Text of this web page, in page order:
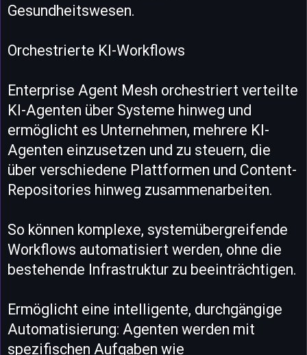
Gesundheitswesen.
Orchestrierte KI-Workflows
Enterprise Agent Mesh orchestriert verteilte
KI-Agenten über Systeme hinweg und
ermöglicht es Unternehmen, mehrere KI-
Agenten einzusetzen und zu steuern, die
über verschiedene Plattformen und Content-
Repositories hinweg zusammenarbeiten.
So können komplexe, systemübergreifende
Workflows automatisiert werden, ohne die
bestehende Infrastruktur zu beeinträchtigen.
Ermöglicht eine intelligente, durchgängige
Automatisierung: Agenten werden mit
spezifischen Aufgaben wie